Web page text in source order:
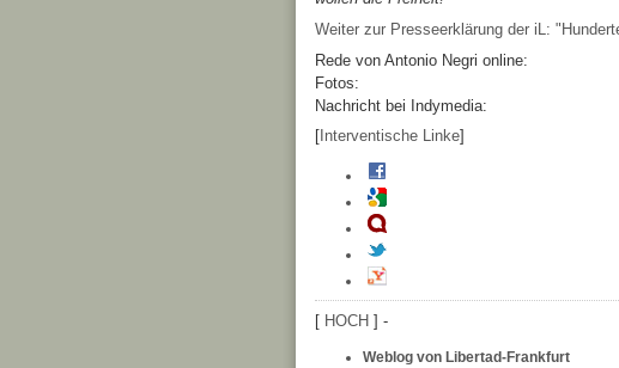
Weiter zur Presseerklärung der iL:
Rede von Antonio Negri online:
Fotos:
Nachricht bei Indymedia:
[ Interventische Linke]
[ HOCH ] -
Weblog von Libertad-Frankfurt